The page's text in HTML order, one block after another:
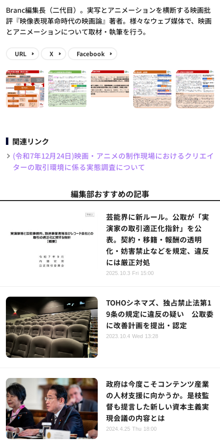
Branc編集長（二代目）。実写とアニメーションを横断する映画批
評『映像表現革命時代の映画論』著者。様々なウェブ媒体で、映画
とアニメーションについて取材・執筆を行う。
URL X Facebook
関連リンク
(令和7年12月24日)映画・アニメの制作現場におけるクリエイ
ターの取引環境に係る実態調査について
編集部おすすめの記事
芸能界に新ルール。公取が「実
演家の取引適正化指針」を公
表。契約・移籍・報酬の透明
化・妨害禁止などを規定、違反
には厳正対処
2025.10.3 Fri 15:00
TOHOシネマズ、独占禁止法第1
9条の規定に違反の疑い 公取委
に改善計画を提出・認定
2023.10.4 Wed 13:28
政府は今度こそコンテンツ産業
の人材支援に向かうか。是枝監
督も提言した新しい資本主義実
現会議の内容とは
2024.4.25 Thu 18:00